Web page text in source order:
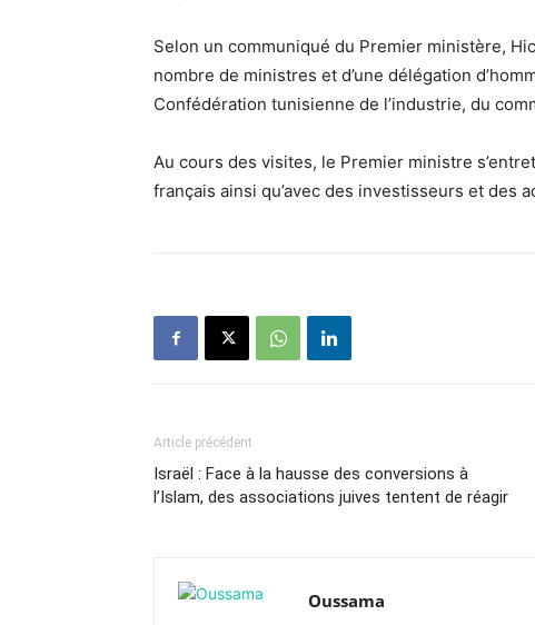
Selon un communiqué du Premier ministère,
nombre de ministres et d’une délégation
Confédération tunisienne de l’industrie, du
Au cours des visites, le Premier ministre
français ainsi qu’avec des investisseurs et des
Article précédent
Israël : Face à la hausse des conversions à
l’Islam, des associations juives tentent de réagir
Oussama